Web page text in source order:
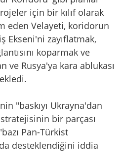
için bir kılıf olarak
eden Velayeti, koridorun
Ekseni'ni zayıflatmak,
koparmak ve
ve Rusya'ya kara ablukası
"baskıyı Ukrayna'dan
bir parçası
Pan-Türkist
desteklendiğini iddia